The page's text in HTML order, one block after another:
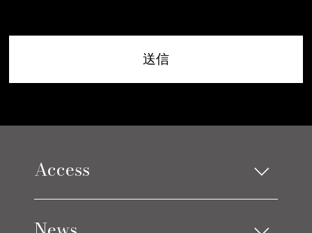
Access
Limes life paletteモレラ店